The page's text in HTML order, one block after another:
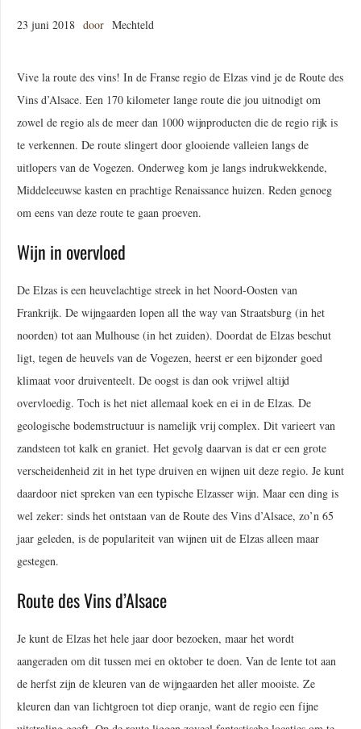
23 juni 2018 door Mechteld
Vive la route des vins! In de Franse regio de Elzas vind je de Route des
Vins d’Alsace. Een 170 kilometer lange route die jou uitnodigt om
zowel de regio als de meer dan 1000 wijnproducten die de regio rijk is
te verkennen. De route slingert door glooiende valleien langs de
uitlopers van de Vogezen. Onderweg kom je langs indrukwekkende,
Middeleeuwse kasten en prachtige Renaissance huizen. Reden genoeg
om eens van deze route te gaan proeven.
Wijn in overvloed
De Elzas is een heuvelachtige streek in het Noord-Oosten van
Frankrijk. De wijngaarden lopen all the way van Straatsburg (in het
noorden) tot aan Mulhouse (in het zuiden). Doordat de Elzas beschut
ligt, tegen de heuvels van de Vogezen, heerst er een bijzonder goed
klimaat voor druiventeelt. De oogst is dan ook vrijwel altijd
overvloedig. Toch is het niet allemaal koek en ei in de Elzas. De
geologische bodemstructuur is namelijk vrij complex. Dit varieert van
zandsteen tot kalk en graniet. Het gevolg daarvan is dat er een grote
verscheidenheid zit in het type druiven en wijnen uit deze regio. Je kunt
daardoor niet spreken van een typische Elzasser wijn. Maar een ding is
wel zeker: sinds het ontstaan van de Route des Vins d’Alsace, zo’n 65
jaar geleden, is de populariteit van wijnen uit de Elzas alleen maar
gestegen.
Route des Vins d’Alsace
Je kunt de Elzas het hele jaar door bezoeken, maar het wordt
aangeraden om dit tussen mei en oktober te doen. Van de lente tot aan
de herfst zijn de kleuren van de wijngaarden het aller mooiste. Ze
kleuren dan van lichtgroen tot diep oranje, want de regio een fijne